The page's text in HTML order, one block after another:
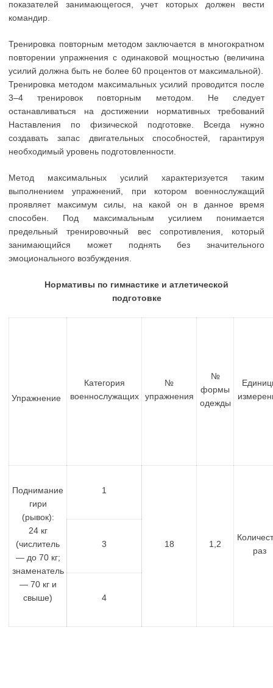
показателей занимающегося, учет которых должен вести
командир.
Тренировка повторным методом заключается в многократном
повторении упражнения с одинаковой мощностью (величина
усилий должна быть не более 60 процентов от максимальной).
Тренировка методом максимальных усилий проводится после
3–4 тренировок повторным методом. Не следует
останавливаться на достижении нормативных требований
Наставления по физической подготовке. Всегда нужно
создавать запас двигательных способностей, гарантируя
необходимый уровень подготовленности.
Метод максимальных усилий характеризуется таким
выполнением упражнений, при котором военнослужащий
проявляет максимум силы, на какой он в данное время
способен. Под максимальным усилием понимается
предельный тренировочный вес сопротивления, который
занимающийся может поднять без значительного
эмоционального возбуждения.
Нормативы по гимнастике и атлетической
подготовке
Упражнение
Категория
военнослужащих
№
упражнения
№
формы
одежды
Поднимание
гири
(рывок):
24 кг
(числитель
— до 70 кг;
знаменатель
— 70 кг и
свыше)
1
18 1,2
раз
3
4